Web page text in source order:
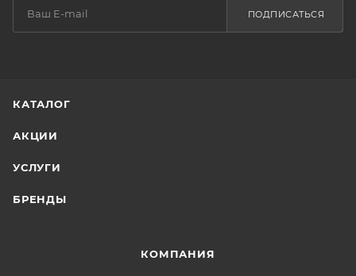
ПОДПИСАТЬСЯ
КАТАЛОГ
АКЦИИ
УСЛУГИ
БРЕНДЫ
КОМПАНИЯ